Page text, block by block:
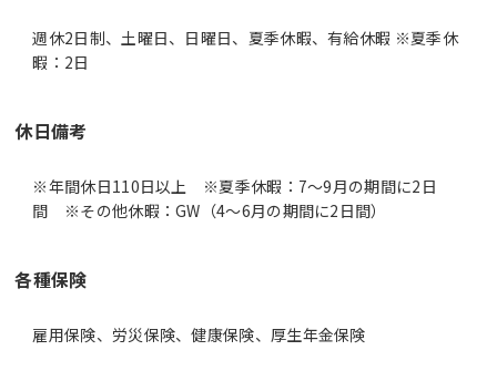
週休2日制、土曜日、日曜日、夏季休暇、有給休暇 ※夏季休
暇：2日
休日備考
※年間休日110日以上 ※夏季休暇：7～9月の期間に2日
間 ※その他休暇：GW（4～6月の期間に2日間）
各種保険
雇用保険、労災保険、健康保険、厚生年金保険